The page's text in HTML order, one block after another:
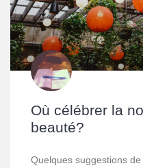
Où célébrer la
beauté?
Quelques suggestions